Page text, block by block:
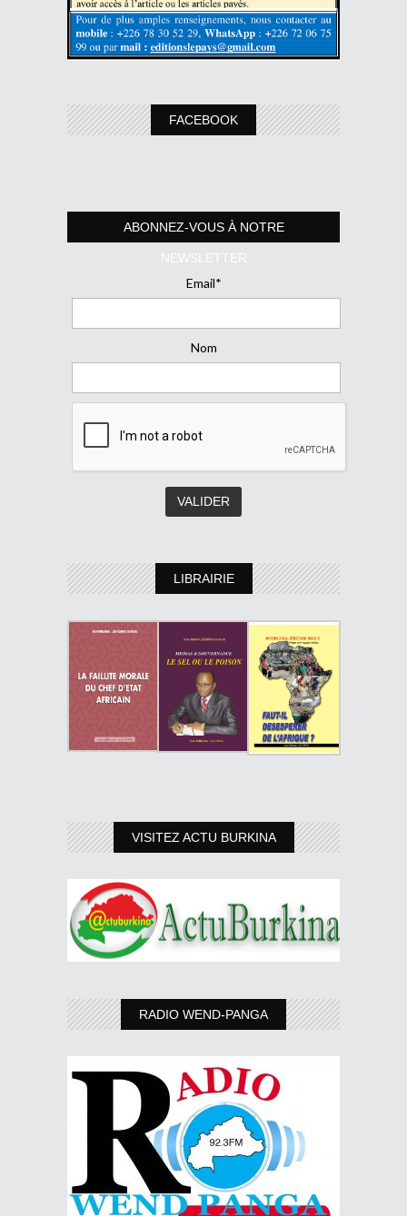
FACEBOOK
ABONNEZ-VOUS À NOTRE
NEWSLETTER
Email*
Nom
LIBRAIRIE
VISITEZ ACTU BURKINA
RADIO WEND-PANGA